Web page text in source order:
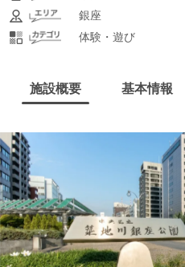
銀座
体験・遊び
施設概要 基本情報